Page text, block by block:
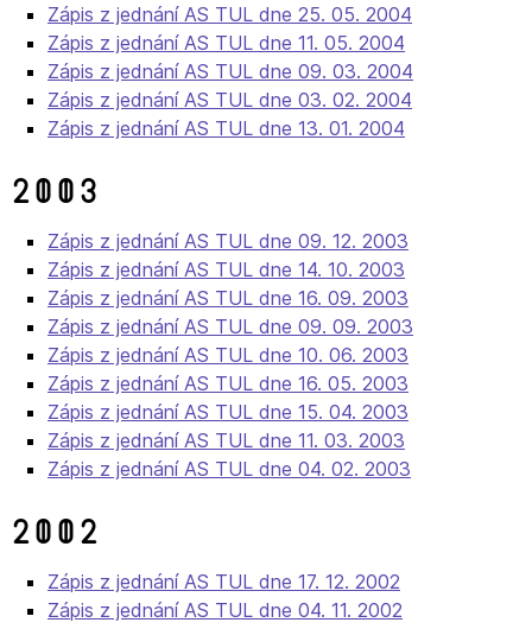
Zápis z jednání AS TUL dne 25. 05. 2004
Zápis z jednání AS TUL dne 11. 05. 2004
Zápis z jednání AS TUL dne 09. 03. 2004
Zápis z jednání AS TUL dne 03. 02. 2004
Zápis z jednání AS TUL dne 13. 01. 2004
2003
Zápis z jednání AS TUL dne 09. 12. 2003
Zápis z jednání AS TUL dne 14. 10. 2003
Zápis z jednání AS TUL dne 16. 09. 2003
Zápis z jednání AS TUL dne 09. 09. 2003
Zápis z jednání AS TUL dne 10. 06. 2003
Zápis z jednání AS TUL dne 16. 05. 2003
Zápis z jednání AS TUL dne 15. 04. 2003
Zápis z jednání AS TUL dne 11. 03. 2003
Zápis z jednání AS TUL dne 04. 02. 2003
2002
Zápis z jednání AS TUL dne 17. 12. 2002
Zápis z jednání AS TUL dne 04. 11. 2002